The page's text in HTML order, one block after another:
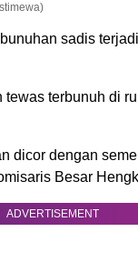
sadis
terbunuh di
dicor dengan
Besar
ADVERTISEMENT